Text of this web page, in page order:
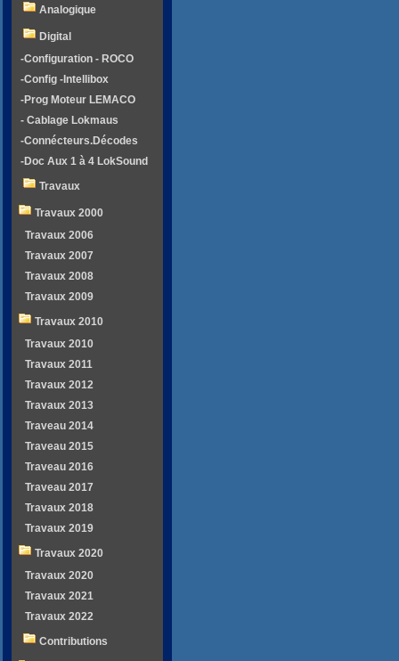
Analogique
Digital
-Configuration - ROCO
-Config -Intellibox
-Prog Moteur LEMACO
- Cablage Lokmaus
-Connécteurs.Décodes
-Doc Aux 1 à 4 LokSound
Travaux
Travaux 2000
Travaux 2006
Travaux 2007
Travaux 2008
Travaux 2009
Travaux 2010
Travaux 2010
Travaux 2011
Travaux 2012
Travaux 2013
Traveau 2014
Traveau 2015
Traveau 2016
Traveau 2017
Travaux 2018
Travaux 2019
Travaux 2020
Travaux 2020
Travaux 2021
Travaux 2022
Contributions